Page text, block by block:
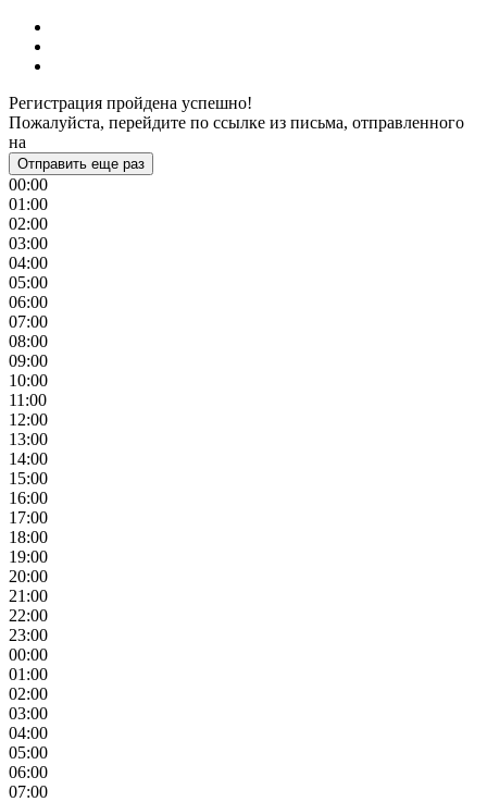
Регистрация пройдена успешно!
Пожалуйста, перейдите по ссылке из письма, отправленного
на
Отправить еще раз
00:00
01:00
02:00
03:00
04:00
05:00
06:00
07:00
08:00
09:00
10:00
11:00
12:00
13:00
14:00
15:00
16:00
17:00
18:00
19:00
20:00
21:00
22:00
23:00
00:00
01:00
02:00
03:00
04:00
05:00
06:00
07:00